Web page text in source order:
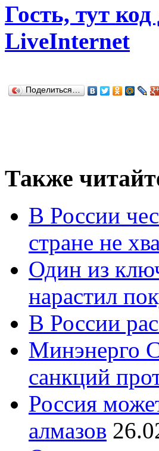
Гость, тут
LiveInternet
Поделиться…
Также
В России
стране не
Один из
нарастил
В России
Минэнерго
санкций
Россия
алмазов